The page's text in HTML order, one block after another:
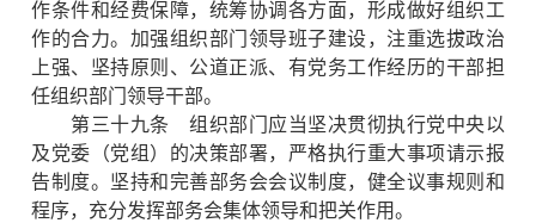
作条件和经费保障，统筹协调各方面，形成做好组织工
作的合力。加强组织部门领导班子建设，注重选拔政治
上强、坚持原则、公道正派、有党务工作经历的干部担
任组织部门领导干部。
第三十九条 组织部门应当坚决贯彻执行党中央以
及党委（党组）的决策部署，严格执行重大事项请示报
告制度。坚持和完善部务会会议制度，健全议事规则和
程序，充分发挥部务会集体领导和把关作用。